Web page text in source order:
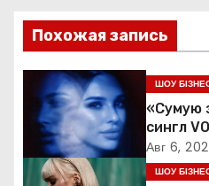
ц
и
я
п
о
Похожая запись
ШОУ
«Сумую
сингл
силу та
Авг 6,
ШОУ